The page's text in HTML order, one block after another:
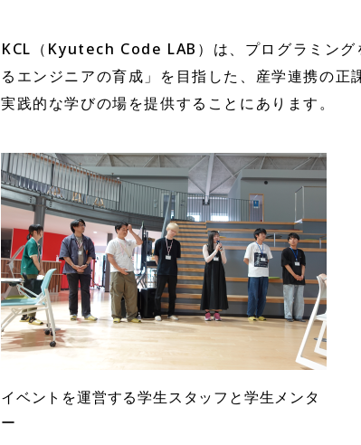
KCL（Kyutech Code LAB）は、プログラミン
るエンジニアの育成」を目指した、産学連携の正
実践的な学びの場を提供することにあります。
イベントを運営する学生スタッフと学生メンタ
ー